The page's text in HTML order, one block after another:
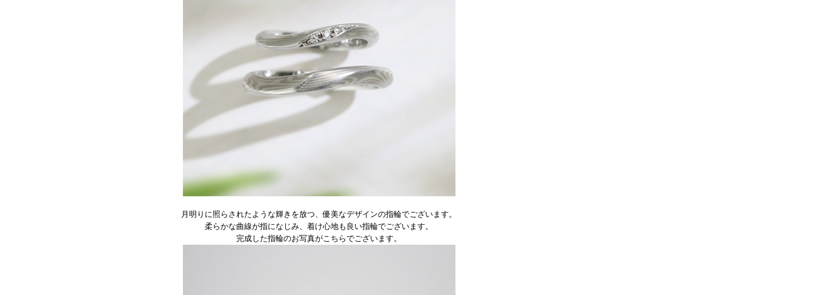
月明りに照らされたような輝きを放つ、優美なデザインの指輪でございます。
柔らかな曲線が指になじみ、着け心地も良い指輪でございます。
完成した指輪のお写真がこちらでございます。